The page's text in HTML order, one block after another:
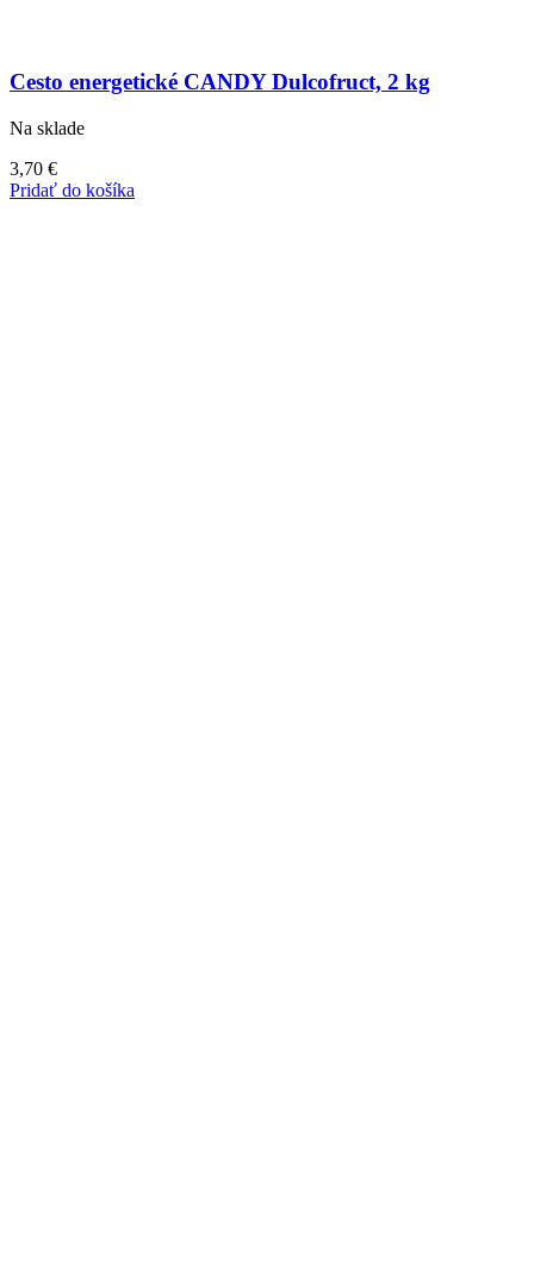
Cesto energetické CANDY Dulcofruct, 2 kg
Na sklade
3,70 €
Pridať do košíka